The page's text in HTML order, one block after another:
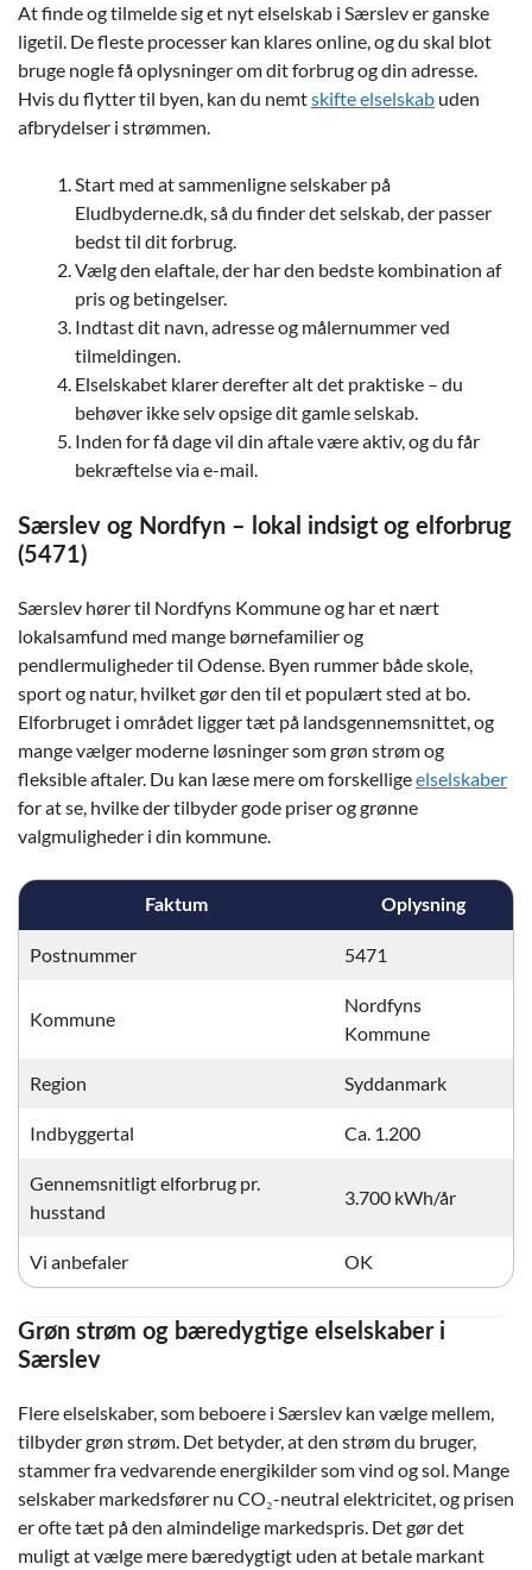
At finde og tilmelde sig et nyt elselskab i Særslev er ganske
ligetil. De fleste processer kan klares online, og du skal blot
bruge nogle få oplysninger om dit forbrug og din adresse.
Hvis du flytter til byen, kan du nemtskifte elselskab uden
afbrydelser i strømmen.
Start med at sammenligne selskaber på
Eludbyderne.dk, så du finder det selskab, der passer
bedst til dit forbrug.
Vælg den elaftale, der har den bedste kombination af
pris og betingelser.
Indtast dit navn, adresse og målernummer ved
tilmeldingen.
Elselskabet klarer derefter alt det praktiske – du
behøver ikke selv opsige dit gamle selskab.
Inden for få dage vil din aftale være aktiv, og du får
bekræftelse via e-mail.
Særslev og Nordfyn – lokal indsigt og elforbrug
(5471)
Særslev hører til Nordfyns Kommune og har et nært
lokalsamfund med mange børnefamilier og
pendlermuligheder til Odense. Byen rummer både skole,
sport og natur, hvilket gør den til et populært sted at bo.
Elforbruget i området ligger tæt på landsgennemsnittet, og
mange vælger moderne løsninger som grøn strøm og
fleksible aftaler. Du kan læse mere om forskelligeelselskaber
for at se, hvilke der tilbyder gode priser og grønne
valgmuligheder i din kommune.
Faktum Oplysning
Postnummer 5471
Kommune
Nordfyns
Kommune
Region Syddanmark
Indbyggertal Ca. 1.200
Gennemsnitligt elforbrug pr.
husstand
3.700 kWh/år
Vi anbefaler OK
Grøn strøm og bæredygtige elselskaber i
Særslev
Flere elselskaber, som beboere i Særslev kan vælge mellem,
tilbyder grøn strøm. Det betyder, at den strøm du bruger,
stammer fra vedvarende energikilder som vind og sol. Mange
selskaber markedsfører nu CO₂-neutral elektricitet, og prisen
er ofte tæt på den almindelige markedspris. Det gør det
muligt at vælge mere bæredygtigt uden at betale markant